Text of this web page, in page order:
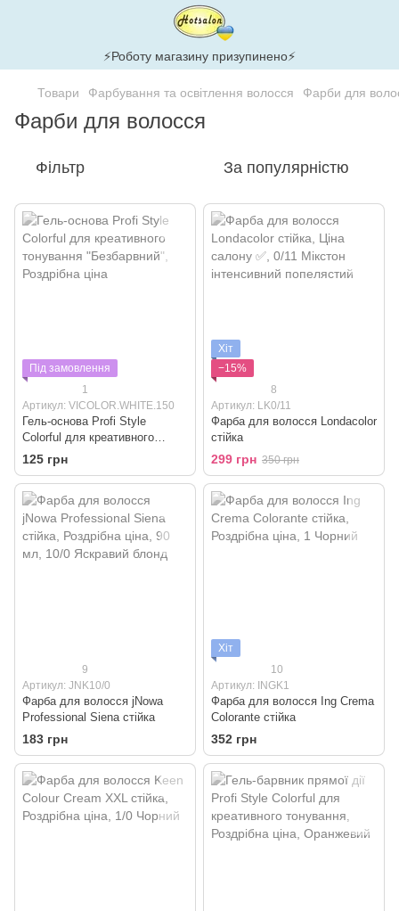
⚡Роботу магазину призупинено⚡
Товари Фарбування та освітлення волосся Фарби для
Фарби для волосся
Фільтр За популярністю
Під замовлення
1
Артикул: VICOLOR.WHITE.150
Гель-основа Profi Style
Colorful для креативного
тонування "Безбарвний"
125 грн
Хіт
−15%
8
Артикул: LK0/11
Фарба для волосся Londacolor
стійка
299 грн 350 грн
9
Артикул: JNK10/0
Фарба для волосся jNowa
Professional Siena стійка
183 грн
Хіт
10
Артикул: INGK1
Фарба для волосся Ing Crema
Colorante стійка
352 грн